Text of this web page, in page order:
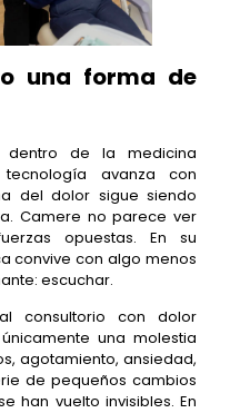
una forma de
dentro de la medicina
avanza con
del dolor sigue siendo
Camere no parece ver
opuestas. En su
convive con algo menos
escuchar.
consultorio con dolor
una molestia
agotamiento, ansiedad,
de pequeños cambios
han vuelto invisibles. En